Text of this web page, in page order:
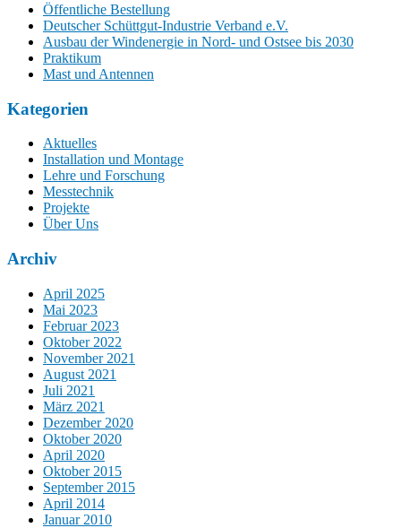
Öffentliche Bestellung
Deutscher Schüttgut-Industrie Verband e.V.
Ausbau der Windenergie in Nord- und Ostsee bis 2030
Praktikum
Mast und Antennen
Kategorien
Aktuelles
Installation und Montage
Lehre und Forschung
Messtechnik
Projekte
Über Uns
Archiv
April 2025
Mai 2023
Februar 2023
Oktober 2022
November 2021
August 2021
Juli 2021
März 2021
Dezember 2020
Oktober 2020
April 2020
Oktober 2015
September 2015
April 2014
Januar 2010